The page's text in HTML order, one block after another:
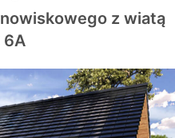
z wiatą
6A